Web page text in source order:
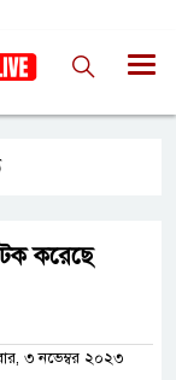
করেছে
৩ নভেম্বর ২০২৩